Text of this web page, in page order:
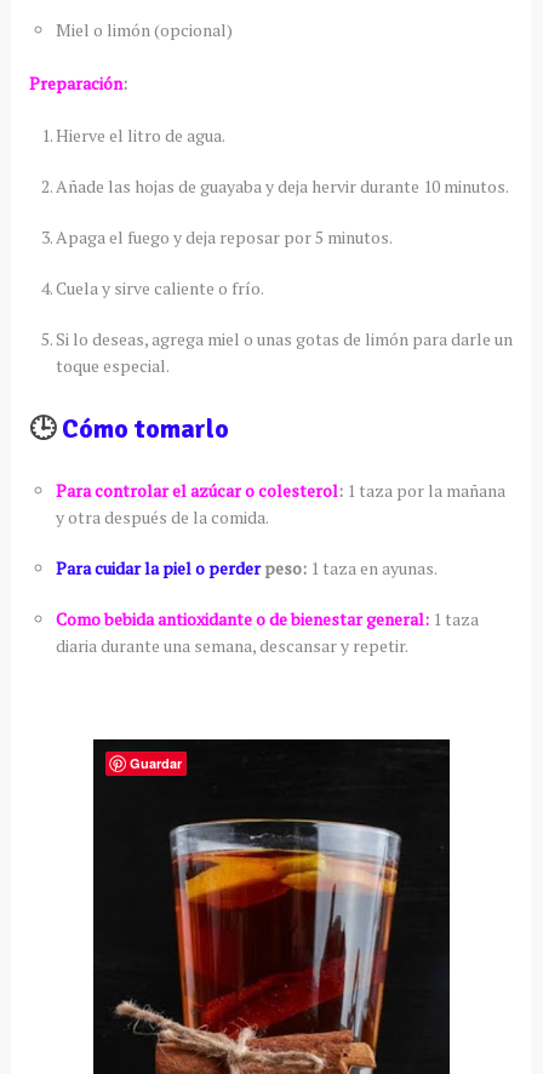
Miel o limón (opcional)
Preparación:
Hierve el litro de agua.
Añade las hojas de guayaba y deja hervir durante 10 minutos.
Apaga el fuego y deja reposar por 5 minutos.
Cuela y sirve caliente o frío.
Si lo deseas, agrega miel o unas gotas de limón para darle un
toque especial.
🕒Cómo tomarlo
Para controlar el azúcar o colesterol:1 taza por la mañana
y otra después de la comida.
Para cuidar la piel o perderpeso:1 taza en ayunas.
Como bebida antioxidante o de bienestar general: 1 taza
diaria durante una semana, descansar y repetir.
Guardar